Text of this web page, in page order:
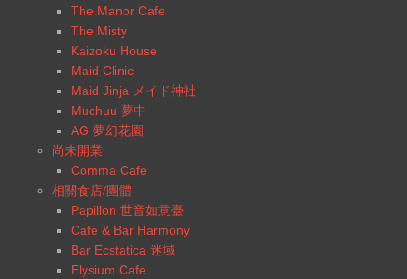
The Manor Cafe
The Misty
Kaizoku House
Maid Clinic
Maid Jinja メイド神社
Muchuu 夢中
AG 夢幻花園
尚未開業
Comma Cafe
相關食店/團體
Papillon 世音如意臺
Cafe & Bar Harmony
Bar Ecstatica 迷域
Elysium Cafe